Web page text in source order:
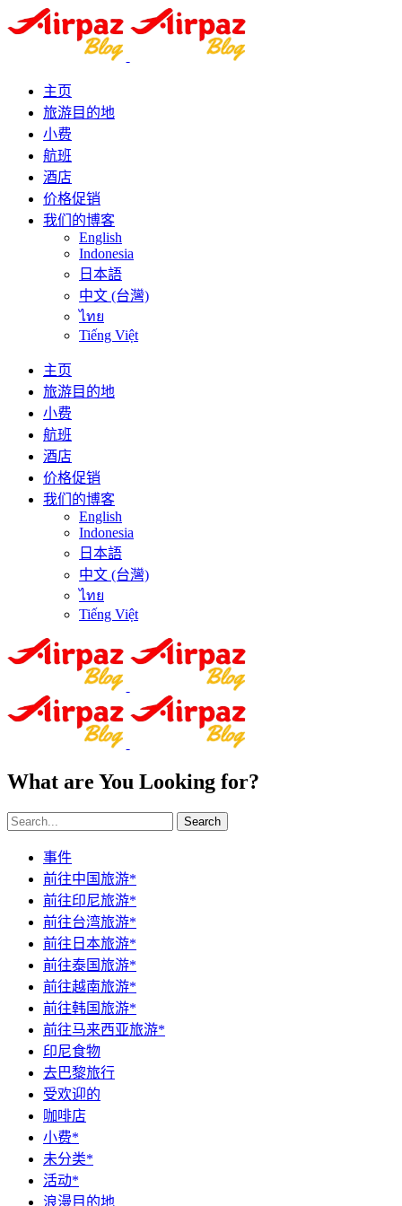
主页
旅游目的地
小费
航班
酒店
价格促销
我们的博客
English
Indonesia
日本語
中文 (台灣)
ไทย
Tiếng Việt
主页
旅游目的地
小费
航班
酒店
价格促销
我们的博客
English
Indonesia
日本語
中文 (台灣)
ไทย
Tiếng Việt
What are You Looking for?
Search
事件
前往中国旅游*
前往印尼旅游*
前往台湾旅游*
前往日本旅游*
前往泰国旅游*
前往越南旅游*
前往韩国旅游*
前往马来西亚旅游*
印尼食物
去巴黎旅行
受欢迎的
咖啡店
小费*
未分类*
活动*
浪漫目的地